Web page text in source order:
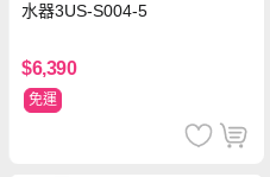
水器3US-S004-5
$6,390
免運